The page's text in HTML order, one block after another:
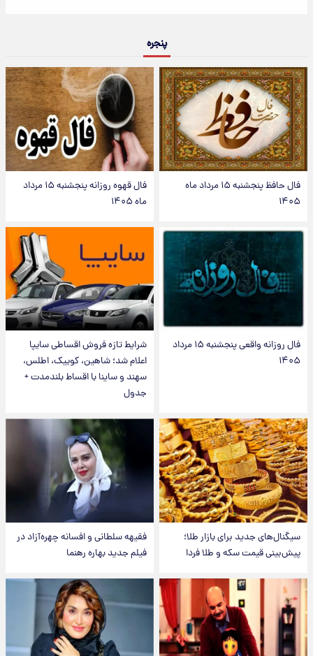
پنجره
فال حافظ پنجشنبه ۱۵ مرداد ماه
۱۴۰۵
فال قهوه روزانه پنجشنبه ۱۵ مرداد
ماه ۱۴۰۵
فال روزانه واقعی پنجشنبه ۱۵ مرداد
۱۴۰۵
شرایط تازه فروش اقساطی سایپا
اعلام شد؛ شاهین، کوییک، اطلس،
سهند و ساینا با اقساط بلندمدت +
جدول
سیگنال‌های جدید برای بازار طلا؛
پیش‌بینی قیمت سکه و طلا فردا
فقیهه سلطانی و افسانه چهره‌آزاد در
فیلم جدید بهاره رهنما